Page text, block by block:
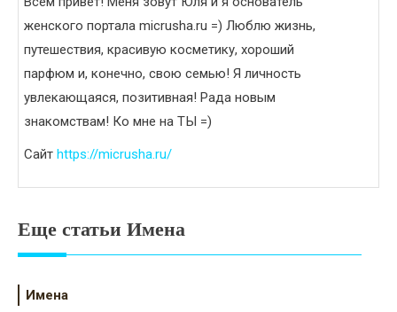
женского портала micrusha.ru =) Люблю жизнь,
путешествия, красивую косметику, хороший
парфюм и, конечно, свою семью! Я личность
увлекающаяся, позитивная! Рада новым
знакомствам! Ко мне на ТЫ =)
Сайт https://micrusha.ru/
Еще статьи Имена
Имена